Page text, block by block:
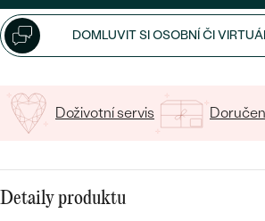
SYMBOLICKÉ
MINIMALISTICKÉ
PODLE PŘÍLEŽITOSTI
PODLE BARVY
DOMLUVIT SI OSOBNÍ ČI
Doživotní servis
Detaily produktu